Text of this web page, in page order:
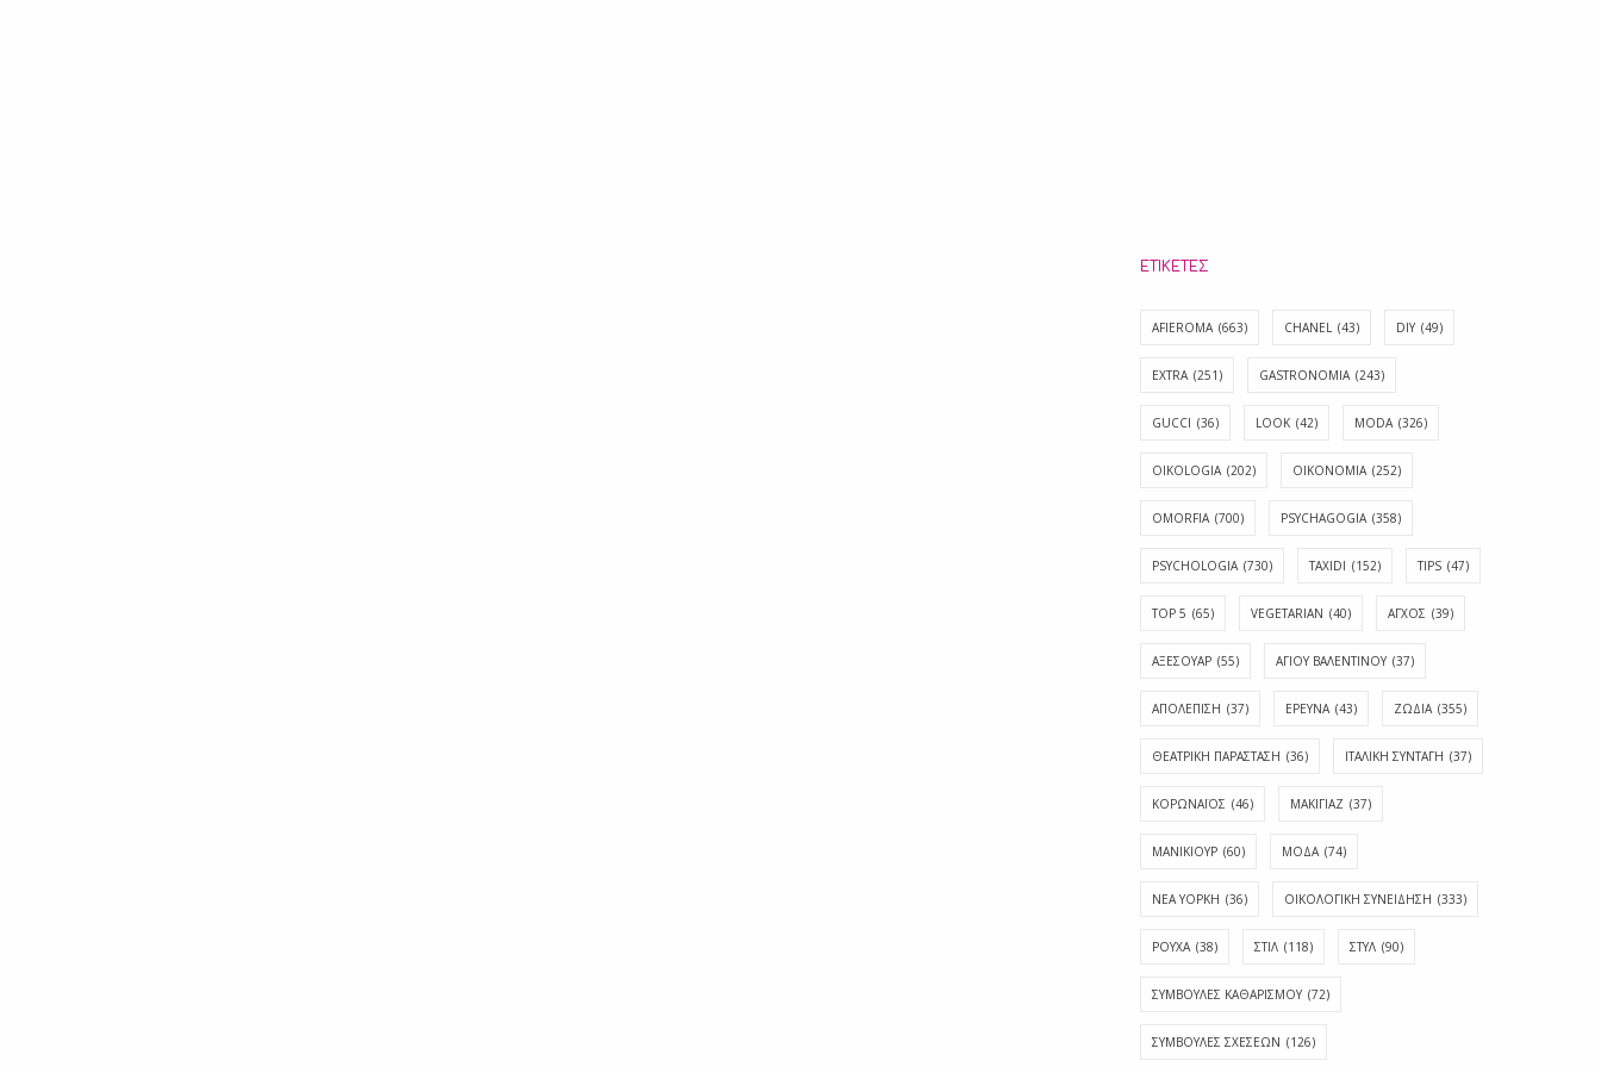
ΕΤΙΚΈΤΕΣ
AFIEROMA (663) CHANEL (43) DIY (49)
EXTRA (251) GASTRONOMIA (243)
GUCCI (36) LOOK (42) MODA (326)
OIKOLOGIA (202) OIKONOMIA (252)
OMORFIA (700) PSYCHAGOGIA (358)
PSYCHOLOGIA (730) TAXIDI (152) TIPS (47)
TOP 5 (65) VEGETARIAN (40) ΑΓΧΟΣ (39)
ΑΞΕΣΟΥΑΡ (55) ΑΓΊΟΥ ΒΑΛΕΝΤΊΝΟΥ (37)
ΑΠΟΛΈΠΙΣΗ (37) ΕΡΕΥΝΑ (43) ΖΩΔΙΑ (355)
ΘΕΑΤΡΙΚΗ ΠΑΡΑΣΤΑΣΗ (36) ΙΤΑΛΙΚΗ ΣΥΝΤΑΓΗ (37)
ΚΟΡΩΝΑΪΟΣ (46) ΜΑΚΙΓΙΑΖ (37)
ΜΑΝΙΚΙΟΥΡ (60) ΜΟΔΑ (74)
ΝΕΑ ΥΟΡΚΗ (36) ΟΙΚΟΛΟΓΙΚΗ ΣΥΝΕΙΔΗΣΗ (333)
ΡΟΥΧΑ (38) ΣΤΙΛ (118) ΣΤΥΛ (90)
ΣΥΜΒΟΥΛΕΣ ΚΑΘΑΡΙΣΜΟΥ (72)
ΣΥΜΒΟΥΛΕΣ ΣΧΕΣΕΩΝ (126)